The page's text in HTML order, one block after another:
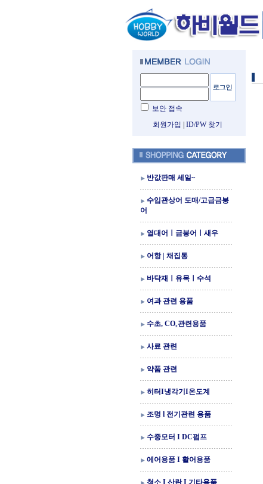
보안 접속
회원가입
ID/PW 찾기
반값판매 세일~
수입관상어 도매/고급금붕
어
열대어ㅣ금붕어ㅣ새우
어항 | 채집통
바닥재ㅣ유목ㅣ수석
여과 관련 용품
수초, CO₂관련용품
사료 관련
약품 관련
히터I냉각기I온도계
조명 l 전기관련 용품
수중모터 I DC펌프
에어용품 I 활어용품
청소 I 산란 I 기타용품